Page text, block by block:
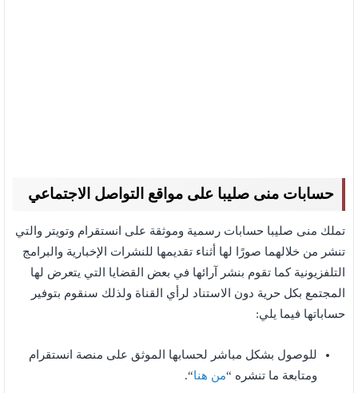
حسابات منى صليبا على مواقع التواصل الاجتماعي
تملك منى صليبا حسابات رسمية وموثقة على انستقرام وتويتر والتي
تنشر من خلالهما صورًا لها أثناء تقديمها للنشرات الإخبارية والبرامج
التلفزيونية كما تقوم بنشر آرائها في بعض القضايا التي يتعرض لها
المجتمع بكل حرية دون الاستناد لرأي القناة ولذلك سنقوم بتوفير
حساباتها فيما يلي:
للوصول بشكل مباشر لحسابها الموثق على منصة انستقرام
ومتابعة ما تنشره “من هنا“.